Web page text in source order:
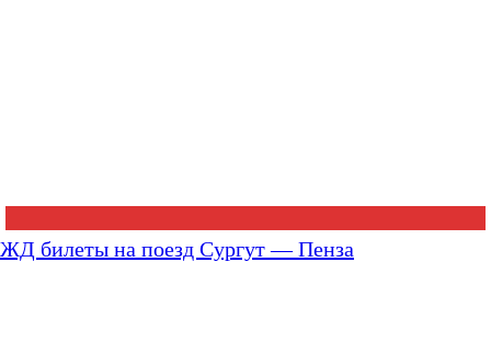
ЖД билеты на поезд Сургут — Пенза